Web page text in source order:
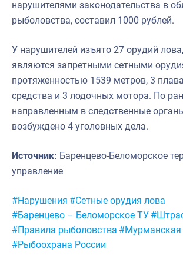
нарушителями законодательства в
рыболовства, составил 1000 рублей.
У нарушителей изъято 27 орудий
являются запретными сетными
протяженностью 1539 метров, 3
средства и 3 лодочных мотора. По
направленным в следственные
возбуждено 4 уголовных дела.
Источник: Баренцево-Беломорское
управление
Метки:
#Нарушения #Сетные орудия лова
#Баренцево – Беломорское ТУ
#Правила рыболовства #Мурманская
#Рыбоохрана России